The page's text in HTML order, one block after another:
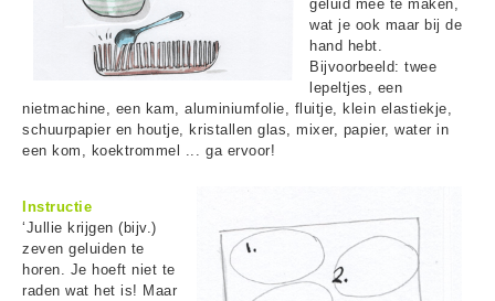
geluid mee te maken,
wat je ook maar bij de
hand hebt.
Bijvoorbeeld: twee
lepeltjes, een
nietmachine, een kam, aluminiumfolie, fluitje, klein elastiekje,
schuurpapier en houtje, kristallen glas, mixer, papier, water in
een kom, koektrommel ... ga ervoor!
Instructie
‘Jullie krijgen (bijv.)
zeven geluiden te
horen. Je hoeft niet te
raden wat het is! Maar